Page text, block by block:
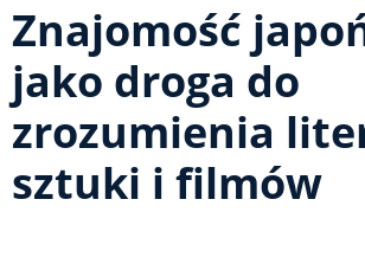
Znajomość
jako droga do
zrozumienia
sztuki i filmów